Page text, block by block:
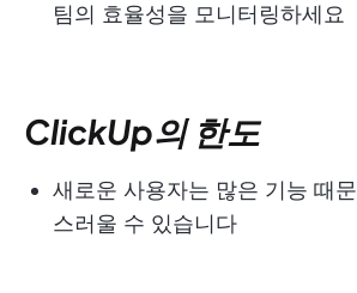
팀의 효율성을 모니터링하세요
ClickUp의 한도
새로운 사용자는 많은 기능 때
스러울 수 있습니다